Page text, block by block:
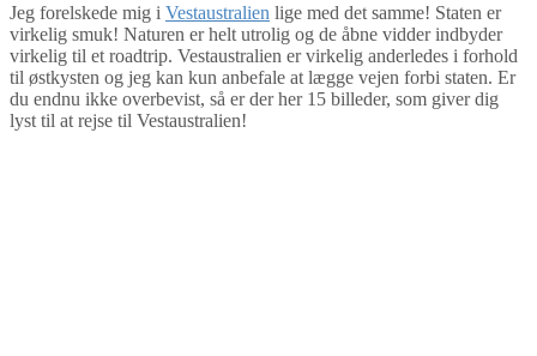
Jeg forelskede mig i Vestaustralien lige med det samme! Staten er
virkelig smuk! Naturen er helt utrolig og de åbne vidder indbyder
virkelig til et roadtrip. Vestaustralien er virkelig anderledes i forhold
til østkysten og jeg kan kun anbefale at lægge vejen forbi staten. Er
du endnu ikke overbevist, så er der her 15 billeder, som giver dig
lyst til at rejse til Vestaustralien!